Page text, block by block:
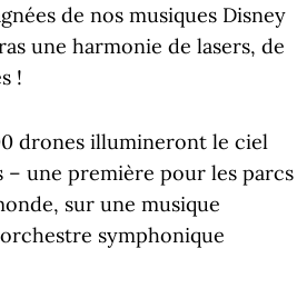
de nos musiques Disney
une harmonie de lasers, de
!
drones illumineront le ciel
– une première pour les parcs
sur une musique
symphonique